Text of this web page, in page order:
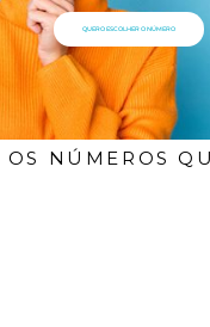
QUERO ESCOLHER O NÚMERO
OS NÚMEROS